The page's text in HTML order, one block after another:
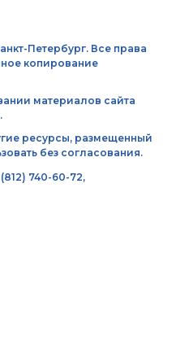
Петербург. Все права
копирование
материалов сайта
ресурсы, размещенный
без согласования.
(812) 740-60-72,